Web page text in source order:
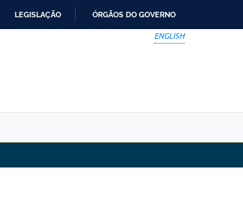
LEGISLAÇÃO ÓRGÃOS DO GOVERNO
ENGLISH